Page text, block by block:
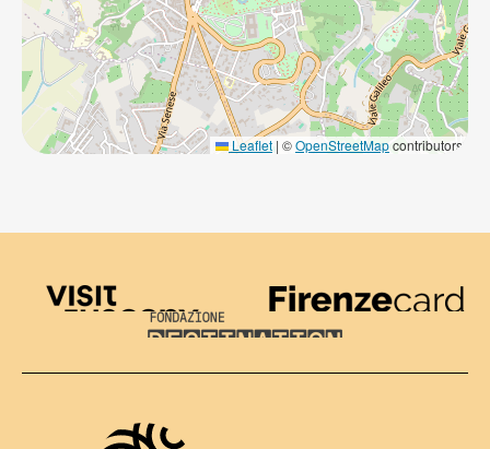
Leaflet | ©OpenStreetMapcontributors
Visit Tuscany
Firenze Card
Destination Florence